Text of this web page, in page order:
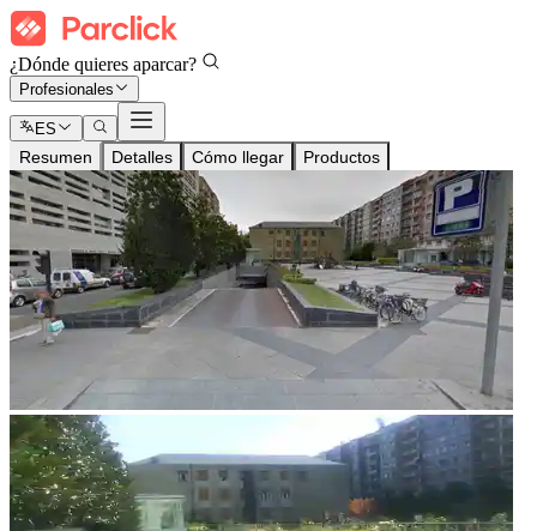
¿Dónde quieres aparcar?
Profesionales
ES
Resumen Detalles Cómo llegar Productos